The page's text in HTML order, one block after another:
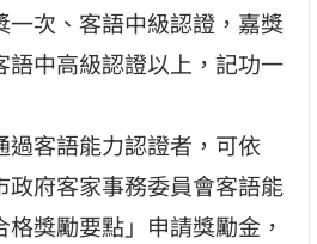
一次、客語中級認證，嘉獎
語中高級認證以上，記功一
過客語能力認證者，可依
政府客家事務委員會客語能
格獎勵要點」申請獎勵金，